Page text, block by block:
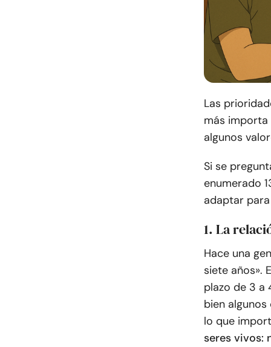
Las
más importa
algunos
Si se
enumerado
adaptar
1. La
Hace una
siete años».
plazo de 3 a
bien
lo que
seres vivos: